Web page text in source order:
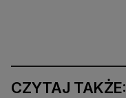
CZYTAJ TAKŻE: